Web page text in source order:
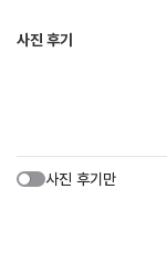
사진 후기
사진 후기만